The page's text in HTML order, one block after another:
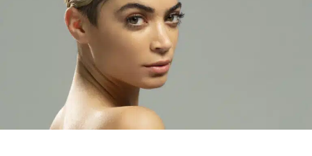
la giovane si è scansata dal tronista, per poi cambiare
idea e abbracciarlo per un addio.
Dopodiché è giunta la chiamata in studio della scelta. A
Chiara Rabbi, Davide non ha nascosto di essere rimasto
colpito da lei sin dal momento della sua candidatura al
trono classico come corteggiatrice. La giovane ha detto
al tronista, ma le anticipazioni di questa scelta